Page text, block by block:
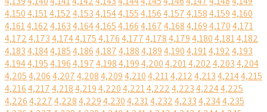
4,1504,1514,1524,1534,1544,1554,1564,1574,1584,1594,160
4,1614,1624,1634,1644,1654,1664,1674,1684,1694,1704,171
4,1724,1734,1744,1754,1764,1774,1784,1794,1804,1814,182
4,1834,1844,1854,1864,1874,1884,1894,1904,1914,1924,193
4,1944,1954,1964,1974,1984,1994,2004,2014,2024,2034,204
4,2054,2064,2074,2084,2094,2104,2114,2124,2134,2144,215
4,2164,2174,2184,2194,2204,2214,2224,2234,2244,225
4,2264,2274,2284,2294,2304,2314,2324,2334,2344,235